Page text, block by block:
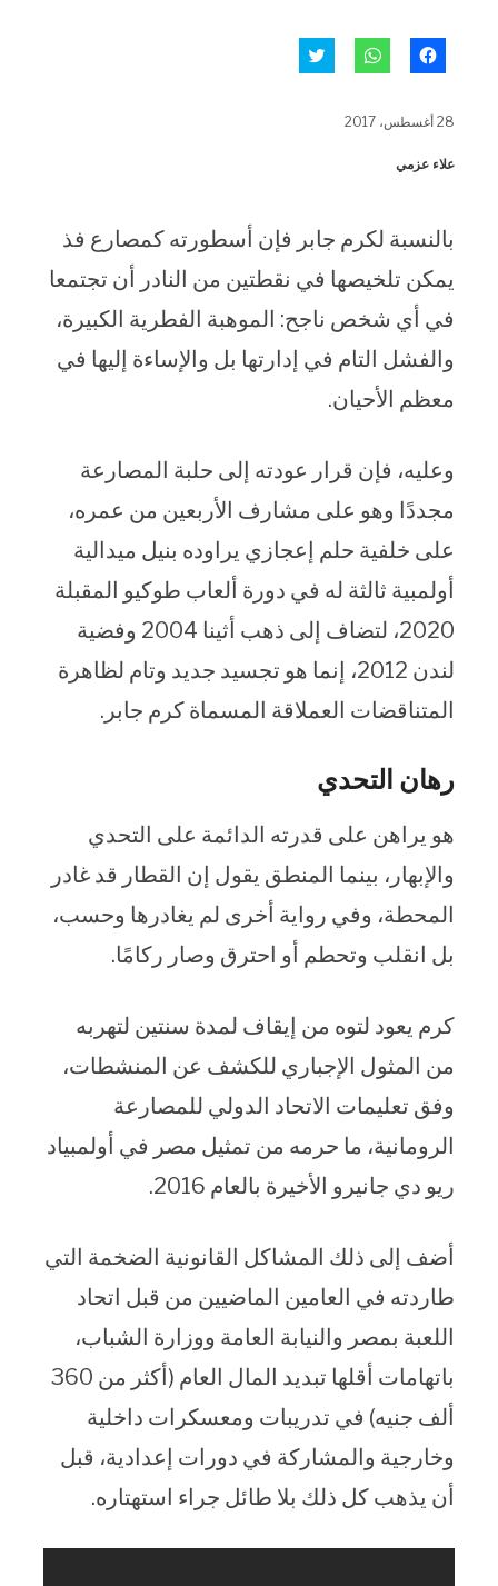
للمشاركة
في
للمشاركة
في 28 أغسطس، 2017
علاء عزمي
بالنسبة لكرم جابر فإن أسطورته كمصارع فذ
يمكن تلخيصها في نقطتين من النادر أن تجتمعا
في أي شخص ناجح: الموهبة الفطرية الكبيرة،
والفشل التام في إدارتها بل والإساءة إليها في
معظم الأحيان.
وعليه، فإن قرار عودته إلى حلبة المصارعة
مجددًا وهو على مشارف الأربعين من عمره،
على خلفية حلم إعجازي يراوده بنيل ميدالية
أولمبية ثالثة له في دورة ألعاب طوكيو المقبلة
2020، لتضاف إلى ذهب أثينا 2004 وفضية
لندن 2012، إنما هو تجسيد جديد وتام لظاهرة
المتناقضات العملاقة المسماة كرم جابر.
رهان التحدي
هو يراهن على قدرته الدائمة على التحدي
والإبهار، بينما المنطق يقول إن القطار قد غادر
المحطة، وفي رواية أخرى لم يغادرها وحسب،
بل انقلب وتحطم أو احترق وصار ركامًا.
كرم يعود لتوه من إيقاف لمدة سنتين لتهربه
من المثول الإجباري للكشف عن المنشطات،
وفق تعليمات الاتحاد الدولي للمصارعة
الرومانية، ما حرمه من تمثيل مصر في أولمبياد
ريو دي جانيرو الأخيرة بالعام 2016.
أضف إلى ذلك المشاكل القانونية الضخمة التي
طاردته في العامين الماضيين من قبل اتحاد
اللعبة بمصر والنيابة العامة ووزارة الشباب،
باتهامات أقلها تبديد المال العام (أكثر من 360
ألف جنيه) في تدريبات ومعسكرات داخلية
وخارجية والمشاركة في دورات إعدادية، قبل
أن يذهب كل ذلك بلا طائل جراء استهتاره.